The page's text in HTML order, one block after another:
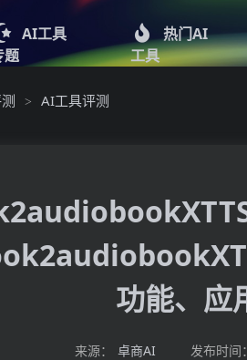
AI工具
题
热门AI
工具
> AI工具评测
功能、应
来源： 卓商AI 发布时间：